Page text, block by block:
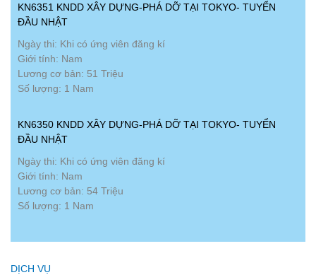
KN6351 KNDD XÂY DỰNG-PHÁ DỠ TẠI TOKYO- TUYỂN
ĐẦU NHẬT
Ngày thi: Khi có ứng viên đăng kí
Giới tính: Nam
Lương cơ bản: 51 Triệu
Số lượng: 1 Nam
KN6350 KNDD XÂY DỰNG-PHÁ DỠ TẠI TOKYO- TUYỂN
ĐẦU NHẬT
Ngày thi: Khi có ứng viên đăng kí
Giới tính: Nam
Lương cơ bản: 54 Triệu
Số lượng: 1 Nam
DỊCH VỤ